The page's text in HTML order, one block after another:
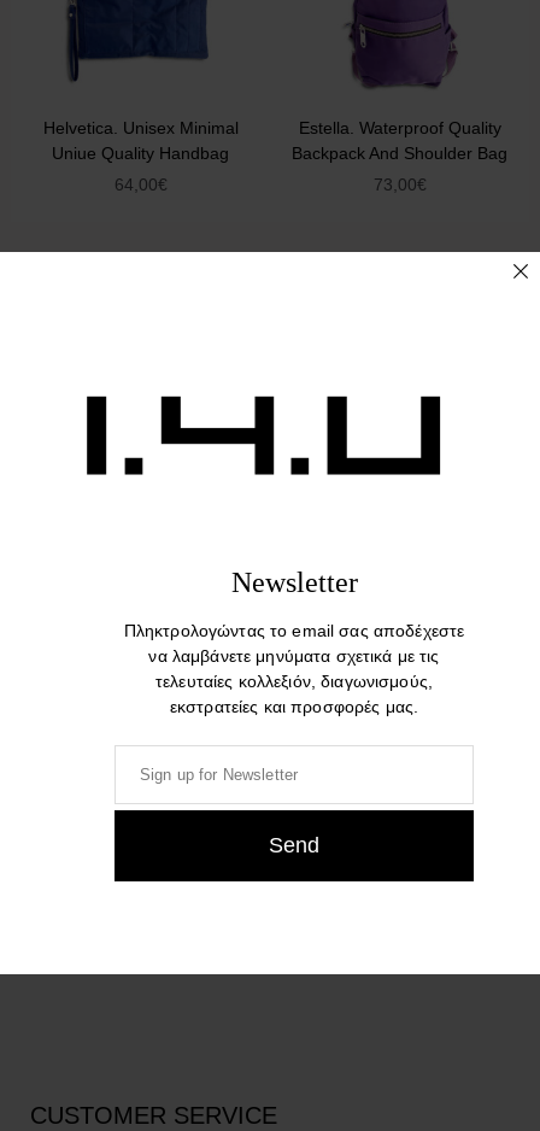
Helvetica. Unisex Minimal
Uniue Quality Handbag
64,00€
Estella. Waterproof Quality
Backpack And Shoulder Bag
73,00€
CUSTOMER SERVICE
Newsletter
Πληκτρολογώντας το email σας αποδέχεστε
να λαμβάνετε μηνύματα σχετικά με τις
τελευταίες κολλεξιόν, διαγωνισμούς,
εκστρατείες και προσφορές μας.